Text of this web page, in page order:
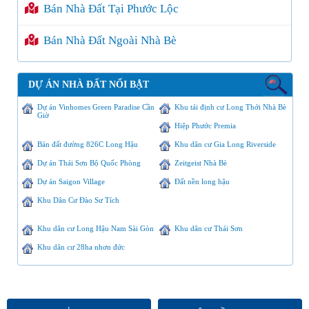
Bán Nhà Đất Tại Phước Lộc
Bán Nhà Đất Ngoài Nhà Bè
DỰ ÁN NHÀ ĐẤT NỔI BẬT
Dự án Vinhomes Green Paradise Cần
Giờ
Khu tái định cư Long Thới Nhà Bè
Hiệp Phước Premia
Bán đất đường 826C Long Hậu Khu dân cư Gia Long Riverside
Dự án Thái Sơn Bộ Quốc Phòng Zeitgeist Nhà Bè
Dự án Saigon Village Đất nền long hậu
Khu Dân Cư Đào Sư Tích
Khu dân cư Long Hậu Nam Sài Gòn Khu dân cư Thái Sơn
Khu dân cư 28ha nhơn đức